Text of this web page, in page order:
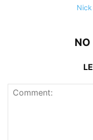
Nick